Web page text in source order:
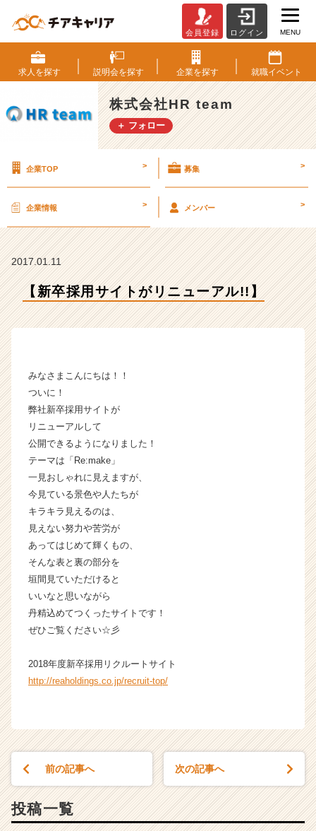
卒
採
用
サ
イ
ト
ュ
ル!!】
社
H
m
タ
ム
ン】
|
ン
チ
ャ
成
企
業
ら
ス
届
イ
会員登録 ログイン MENU
求人を探す 説明会を探す 企業を探す 就職イベント
株式会社HR team
＋ フォロー
企業TOP > 募集 >
企業情報 > メンバー >
2017.01.11
【新卒採用サイトがリニューアル!!】
みなさまこんにちは！！
ついに！
弊社新卒採用サイトが
リニューアルして
公開できるようになりました！
テーマは「Re:make」
一見おしゃれに見えますが、
今見ている景色や人たちが
キラキラ見えるのは、
見えない努力や苦労が
あってはじめて輝くもの、
そんな表と裏の部分を
垣間見ていただけると
いいなと思いながら
丹精込めてつくったサイトです！
ぜひご覧ください☆彡
2018年度新卒採用リクルートサイト
http://reaholdings.co.jp/recruit-top/
前の記事へ 次の記事へ
投稿一覧